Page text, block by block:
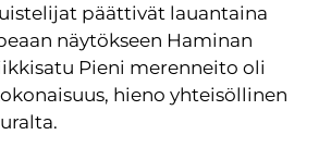
päättivät lauantaina
näytökseen Haminan
Pieni merenneito oli
hieno yhteisöllinen